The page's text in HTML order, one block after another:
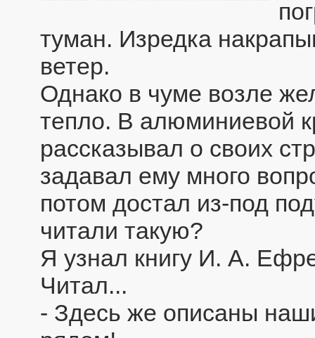
туман. Изредка
ветер.
Однако в чуме возле
тепло. В алюминиевой
рассказывал о своих
задавал ему много
потом достал из-под
читали такую?
Я узнал книгу И. А.
Читал...
- Здесь же описаны